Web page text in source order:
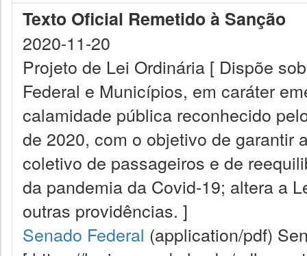
Texto Oficial Remetido à Sanção
2020-11-20
Projeto de Lei Ordinária [ Dispõe
Federal e Municípios, em caráter
calamidade pública reconhecido
de 2020, com o objetivo de garantir
coletivo de passageiros e de
da pandemia da Covid-19; altera a
outras providências. ]
Senado Federal (application/pdf)